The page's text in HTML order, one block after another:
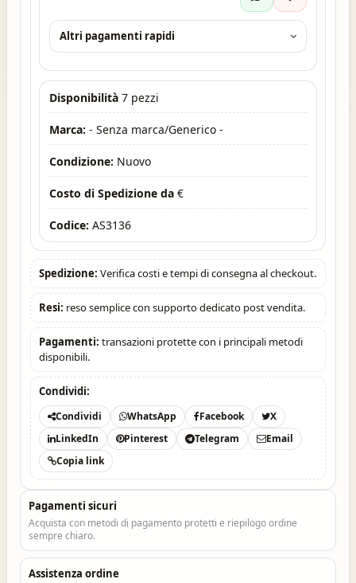
Altri pagamenti rapidi
Disponibilità 7 pezzi
Marca: - Senza marca/Generico -
Condizione: Nuovo
Costo di Spedizione da €
Codice: AS3136
Spedizione: Verifica costi e tempi di consegna al checkout.
Resi: reso semplice con supporto dedicato post vendita.
Pagamenti: transazioni protette con i principali metodi
disponibili.
Condividi:
Condividi WhatsApp Facebook
X
LinkedIn
Pinterest Telegram
Email
Copia link
Pagamenti sicuri
Acquista con metodi di pagamento protetti e riepilogo ordine
sempre chiaro.
Assistenza ordine